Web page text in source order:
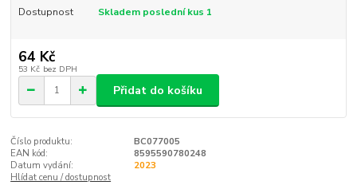
Dostupnost Skladem poslední kus 1
64 Kč
53 Kč bez DPH
Přidat do košíku
Číslo produktu:
BC077005
EAN kód:
8595590780248
Datum vydání:
2023
Hlídat cenu / dostupnost